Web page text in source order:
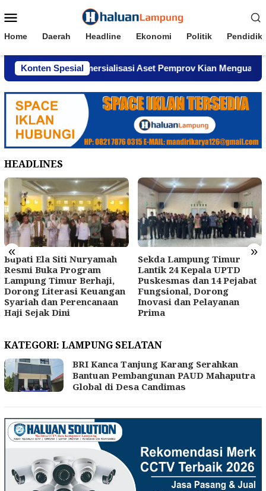
ke
Mobile
Home Daerah Headline Ekonomi Politik
Konten Spesial
Dugaan Komersialisasi Aset Pemprov Kian Menguat
HEADLINES
« »
Bupati Ela Siti Nuryamah
Resmi Buka Program
Lampung Timur Berhaji,
Dorong Literasi Keuangan
Syariah dan Perencanaan
Haji Sejak Dini
Sekda Lampung Timur
Lantik 24 Kepala UPTD
Puskesmas dan 14 Pejabat
Fungsional, Dorong
Inovasi dan Pelayanan
Prima
KATEGORI: LAMPUNG SELATAN
BRI Kanca Tanjung Karang Serahkan
Bantuan Pembangunan PAUD Mahaputra
Global di Desa Candimas